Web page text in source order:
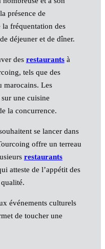
présence de
la fréquentation des
déjeuner et de dîner.
des restaurantsà
tels que des
marocains. Les
une cuisine
la concurrence.
se lancer dans
offre un terreau
restaurants
atteste de l’appétit des
événements culturels
de toucher une